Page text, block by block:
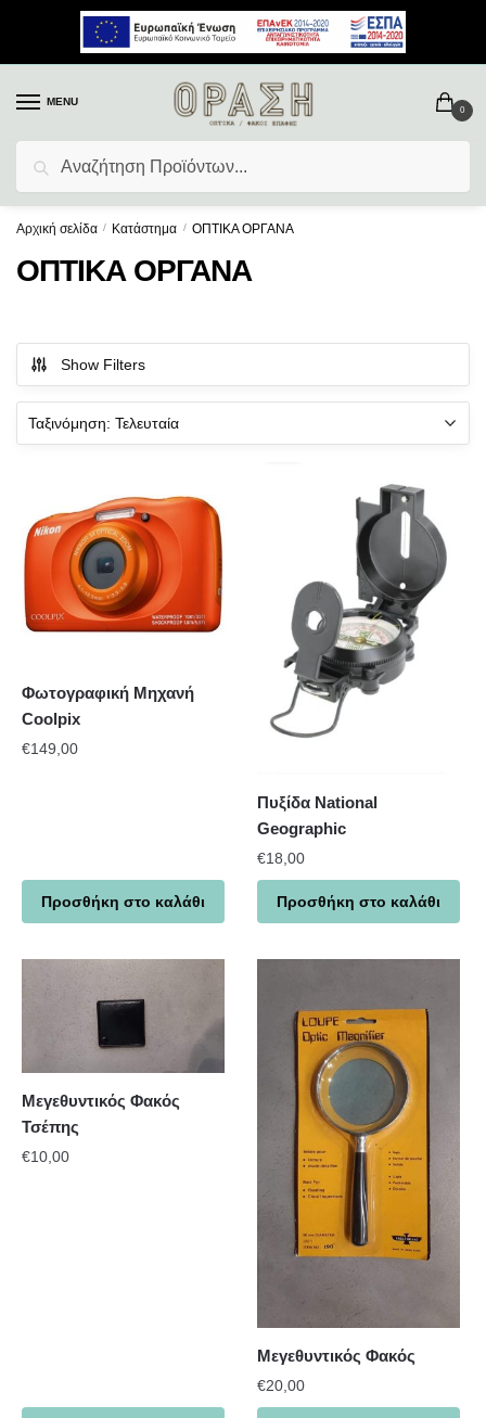
MENU
Αναζήτηση
0
Αρχική σελίδα / Κατάστημα / ΟΠΤΙΚΑ ΟΡΓΑΝΑ
ΟΠΤΙΚΑ ΟΡΓΑΝΑ
Show Filters
Φωτογραφική Μηχανή
Coolpix
€149,00
Προσθήκη στο καλάθι
Πυξίδα National
Geographic
€18,00
Προσθήκη στο καλάθι
Μεγεθυντικός Φακός
Τσέπης
€10,00
Μεγεθυντικός Φακός
€20,00